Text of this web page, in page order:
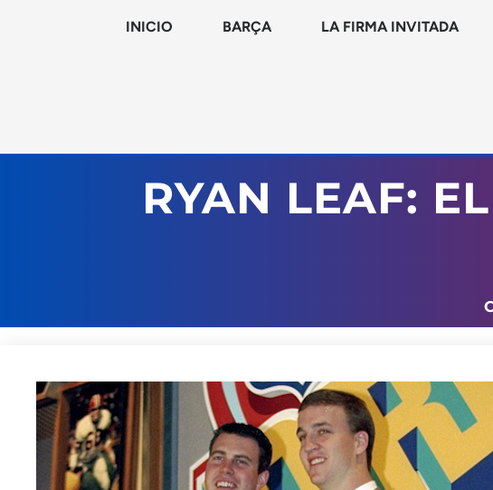
INICIO BARÇA LA FIRMA INVITADA
RYAN LEAF: